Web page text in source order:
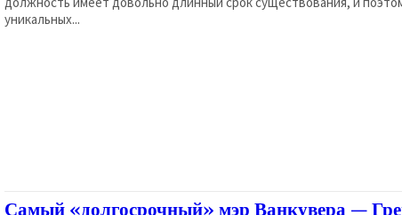
уникальных...
Самый «долгосрочный» мэр Ванкувера —